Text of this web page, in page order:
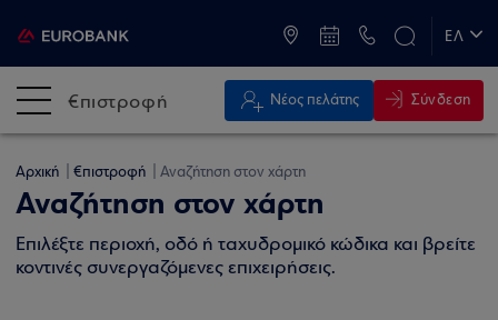
ΕΛ
€πιστροφή Νέος πελάτης Σύνδεση
Αρχική €πιστροφή Αναζήτηση στον χάρτη
Αναζήτηση στον χάρτη
Επιλέξτε περιοχή, οδό ή ταχυδρομικό κώδικα και βρείτε
κοντινές συνεργαζόμενες επιχειρήσεις.